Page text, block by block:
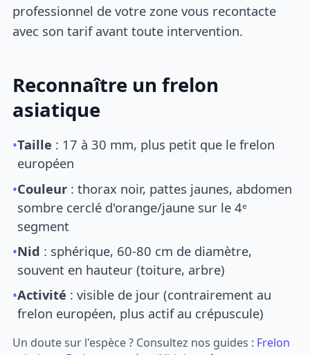
professionnel de votre zone vous recontacte
avec son tarif avant toute intervention.
Reconnaître un frelon
asiatique
•Taille : 17 à 30 mm, plus petit que le frelon
européen
•Couleur : thorax noir, pattes jaunes, abdomen
sombre cerclé d'orange/jaune sur le 4ᵉ
segment
•Nid : sphérique, 60-80 cm de diamètre,
souvent en hauteur (toiture, arbre)
•Activité : visible de jour (contrairement au
frelon européen, plus actif au crépuscule)
Un doute sur l'espèce ? Consultez nos guides : Frelon